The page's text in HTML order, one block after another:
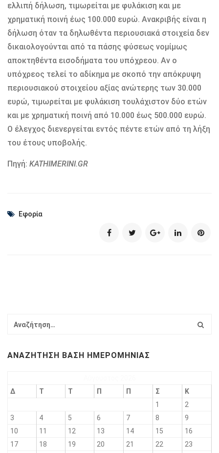
ελλιπή δήλωση, τιμωρείται με φυλάκιση και με
χρηματική ποινή έως 100.000 ευρώ. Ανακριβής είναι η
δήλωση όταν τα δηλωθέντα περιουσιακά στοιχεία δεν
δικαιολογούνται από τα πάσης φύσεως νομίμως
αποκτηθέντα εισοδήματα του υπόχρεου. Αν ο
υπόχρεος τελεί το αδίκημα με σκοπό την απόκρυψη
περιουσιακού στοιχείου αξίας ανώτερης των 30.000
ευρώ, τιμωρείται με φυλάκιση τουλάχιστον δύο ετών
και με χρηματική ποινή από 10.000 έως 500.000 ευρώ.
Ο έλεγχος διενεργείται εντός πέντε ετών από τη λήξη
του έτους υποβολής.
Πηγή: KATHIMERINI.GR
Εφορία
ΑΝΑΖΉΤΗΣΗ ΒΆΣΗ ΗΜΕΡΟΜΗΝΊΑΣ
Δ
Τ Τ Π Π Σ
Κ
1
2
3
4 5 6 7 8
9
10
11 12 13 14 15
16
17
18 19 20 21 22
23